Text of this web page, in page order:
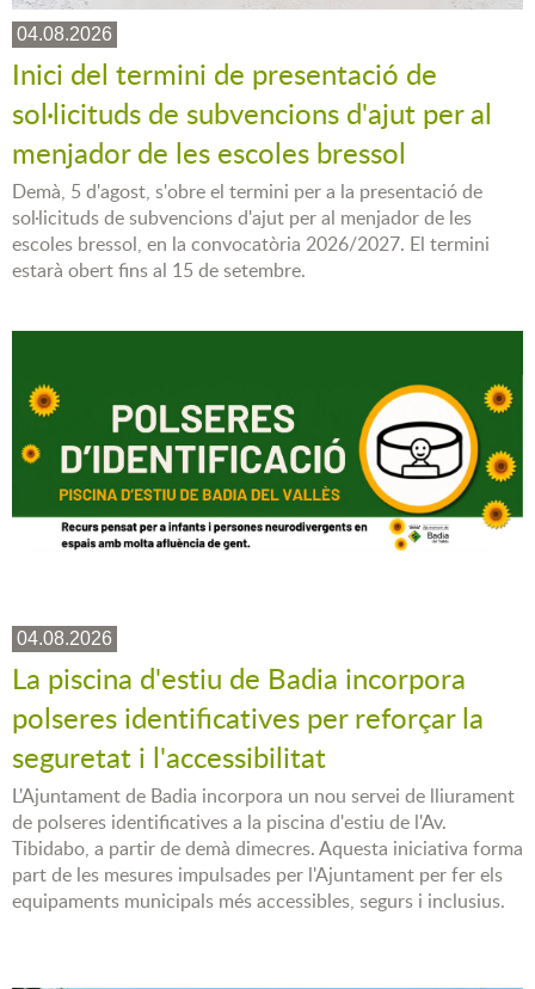
04.08.2026
Inici del termini de presentació de
sol·licituds de subvencions d'ajut per al
menjador de les escoles bressol
Demà, 5 d'agost, s'obre el termini per a la presentació de
sol·licituds de subvencions d'ajut per al menjador de les
escoles bressol, en la convocatòria 2026/2027. El termini
estarà obert fins al 15 de setembre.
04.08.2026
La piscina d'estiu de Badia incorpora
polseres identificatives per reforçar la
seguretat i l'accessibilitat
L'Ajuntament de Badia incorpora un nou servei de lliurament
de polseres identificatives a la piscina d'estiu de l'Av.
Tibidabo, a partir de demà dimecres. Aquesta iniciativa forma
part de les mesures impulsades per l'Ajuntament per fer els
equipaments municipals més accessibles, segurs i inclusius.